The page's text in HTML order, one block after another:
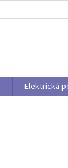
Elektrická